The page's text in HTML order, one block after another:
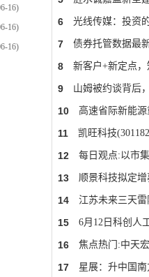
16)
16)
16)
6 光线传媒：投资
7 债券托管数据最
8 新客户+新定点
9 山姆被约谈背后
10 高速省际新能
11 凯旺科技
12 每日观点:以市
13 顺景科技拟定
14 江苏未来三天雷
15 6月12日科创人
16 焦点热门:中天
17 星展：升中国